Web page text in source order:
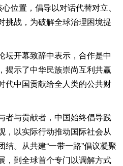
位置，倡导以对话代替对立、
挑战，为破解全球治理困境提
开幕致辞中表示，合作是中
揭示了中华民族崇尚互利共赢
代中国贡献给全人类的公共财
与贡献者，中国始终倡导践
，以实际行动推动国际社会从
。从共建“一带一路”倡议凝聚
，到全球首个专门以调解方式